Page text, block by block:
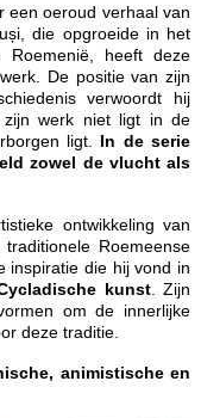
een oeroud verhaal van
die opgroeide in het
Roemenië, heeft deze
De positie van zijn
verwoordt hij
werk niet ligt in de
ligt. In de serie
zowel de vlucht als
ontwikkeling van
Roemeense
inspiratie die hij vond in
kunst. Zijn
om de innerlijke
deze traditie.
animistische en